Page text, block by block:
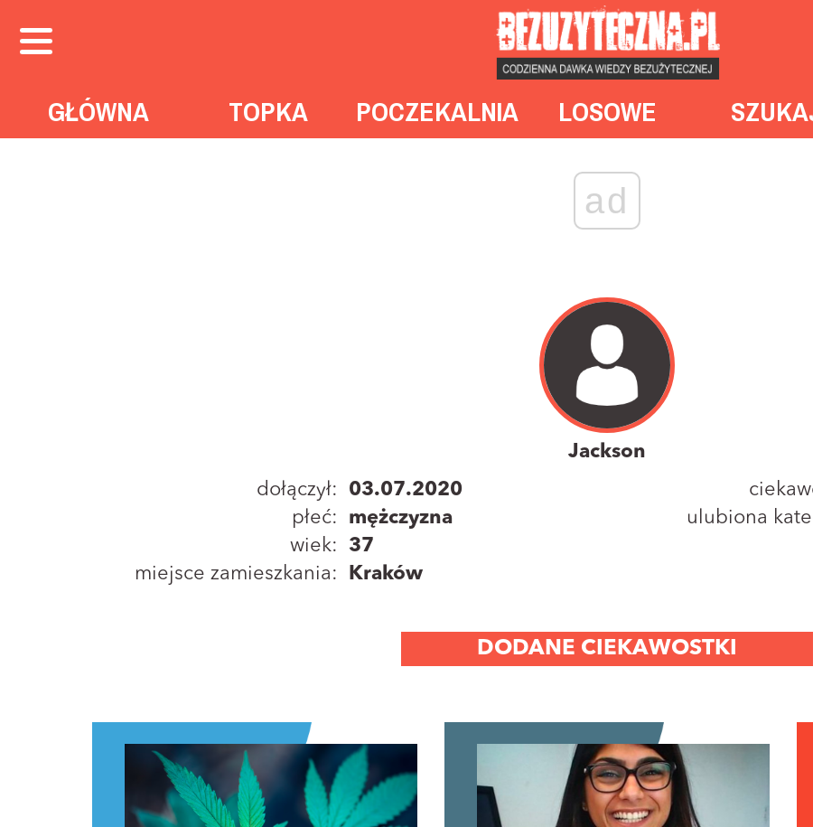
GŁÓWNA TOPKA POCZEKALNIA LOSOWE
ad
Jackson
dołączył:
03.07.2020
płeć:
mężczyzna
wiek:
37
miejsce zamieszkania:
Kraków
ulubiona
DODANE CIEKAWOSTKI